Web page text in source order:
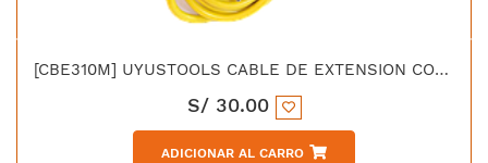
[CBE310M] UYUSTOOLS CABLE DE EXTENSION CON 3 TOMAS 10M
S/ 30.00
ADICIONAR AL CARRO